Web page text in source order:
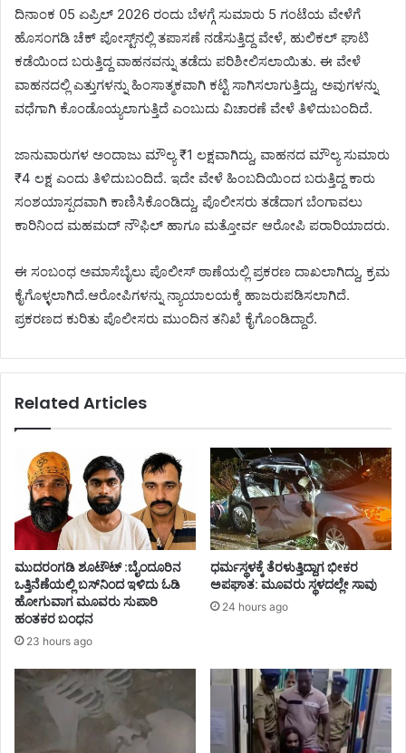
ದಿನಾಂಕ 05 ಏಪ್ರಿಲ್ 2026 ರಂದು ಬೆಳಗ್ಗೆ ಸುಮಾರು 5 ಗಂಟೆಯ ವೇಳೆಗೆ
ಹೊಸಂಗಡಿ ಚೆಕ್ ಪೋಸ್ಟ್‌ನಲ್ಲಿ ತಪಾಸಣೆ ನಡೆಸುತ್ತಿದ್ದ ವೇಳೆ, ಹುಲಿಕಲ್ ಘಾಟಿ
ಕಡೆಯಿಂದ ಬರುತ್ತಿದ್ದ ವಾಹನವನ್ನು ತಡೆದು ಪರಿಶೀಲಿಸಲಾಯಿತು. ಈ ವೇಳೆ
ವಾಹನದಲ್ಲಿ ಎತ್ತುಗಳನ್ನು ಹಿಂಸಾತ್ಮಕವಾಗಿ ಕಟ್ಟಿ ಸಾಗಿಸಲಾಗುತ್ತಿದ್ದು, ಅವುಗಳನ್ನು
ವಧೆಗಾಗಿ ಕೊಂಡೊಯ್ಯಲಾಗುತ್ತಿದೆ ಎಂಬುದು ವಿಚಾರಣೆ ವೇಳೆ ತಿಳಿದುಬಂದಿದೆ.
ಜಾನುವಾರುಗಳ ಅಂದಾಜು ಮೌಲ್ಯ ₹1 ಲಕ್ಷವಾಗಿದ್ದು, ವಾಹನದ ಮೌಲ್ಯ ಸುಮಾರು
₹4 ಲಕ್ಷ ಎಂದು ತಿಳಿದುಬಂದಿದೆ. ಇದೇ ವೇಳೆ ಹಿಂಬದಿಯಿಂದ ಬರುತ್ತಿದ್ದ ಕಾರು
ಸಂಶಯಾಸ್ಪದವಾಗಿ ಕಾಣಿಸಿಕೊಂಡಿದ್ದು, ಪೊಲೀಸರು ತಡೆದಾಗ ಬೆಂಗಾವಲು
ಕಾರಿನಿಂದ ಮಹಮದ್ ನೌಫಿಲ್ ಹಾಗೂ ಮತ್ತೋರ್ವ ಆರೋಪಿ ಪರಾರಿಯಾದರು.
ಈ ಸಂಬಂಧ ಅಮಾಸೆಬೈಲು ಪೊಲೀಸ್ ಠಾಣೆಯಲ್ಲಿ ಪ್ರಕರಣ ದಾಖಲಾಗಿದ್ದು, ಕ್ರಮ
ಕೈಗೊಳ್ಳಲಾಗಿದೆ.ಆರೋಪಿಗಳನ್ನು ನ್ಯಾಯಾಲಯಕ್ಕೆ ಹಾಜರುಪಡಿಸಲಾಗಿದೆ.
ಪ್ರಕರಣದ ಕುರಿತು ಪೊಲೀಸರು ಮುಂದಿನ ತನಿಖೆ ಕೈಗೊಂಡಿದ್ದಾರೆ.
Related Articles
ಮುದರಂಗಡಿ ಶೂಟೌಟ್ :ಬೈಂದೂರಿನ
ಒತ್ತಿನೆಣೆಯಲ್ಲಿ ಬಸ್‌ನಿಂದ ಇಳಿದು ಓಡಿ
ಹೋಗುವಾಗ ಮೂವರು ಸುಪಾರಿ
ಹಂತಕರ ಬಂಧನ
23 hours ago
ಧರ್ಮಸ್ಥಳಕ್ಕೆ ತೆರಳುತ್ತಿದ್ದಾಗ ಭೀಕರ
ಅಪಘಾತ: ಮೂವರು ಸ್ಥಳದಲ್ಲೇ ಸಾವು
24 hours ago